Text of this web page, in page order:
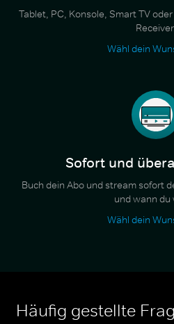
Tablet, PC, Konsole, Smart TV
Wähl dein
Sofort und
Buch dein Abo und stream sofort
und wann du
Wähl dein
Häufig gestellte